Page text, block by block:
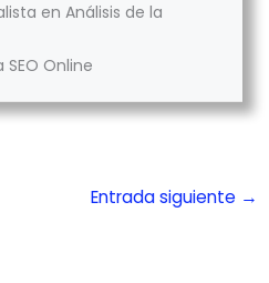
en Análisis de la
Online
Entrada siguiente →